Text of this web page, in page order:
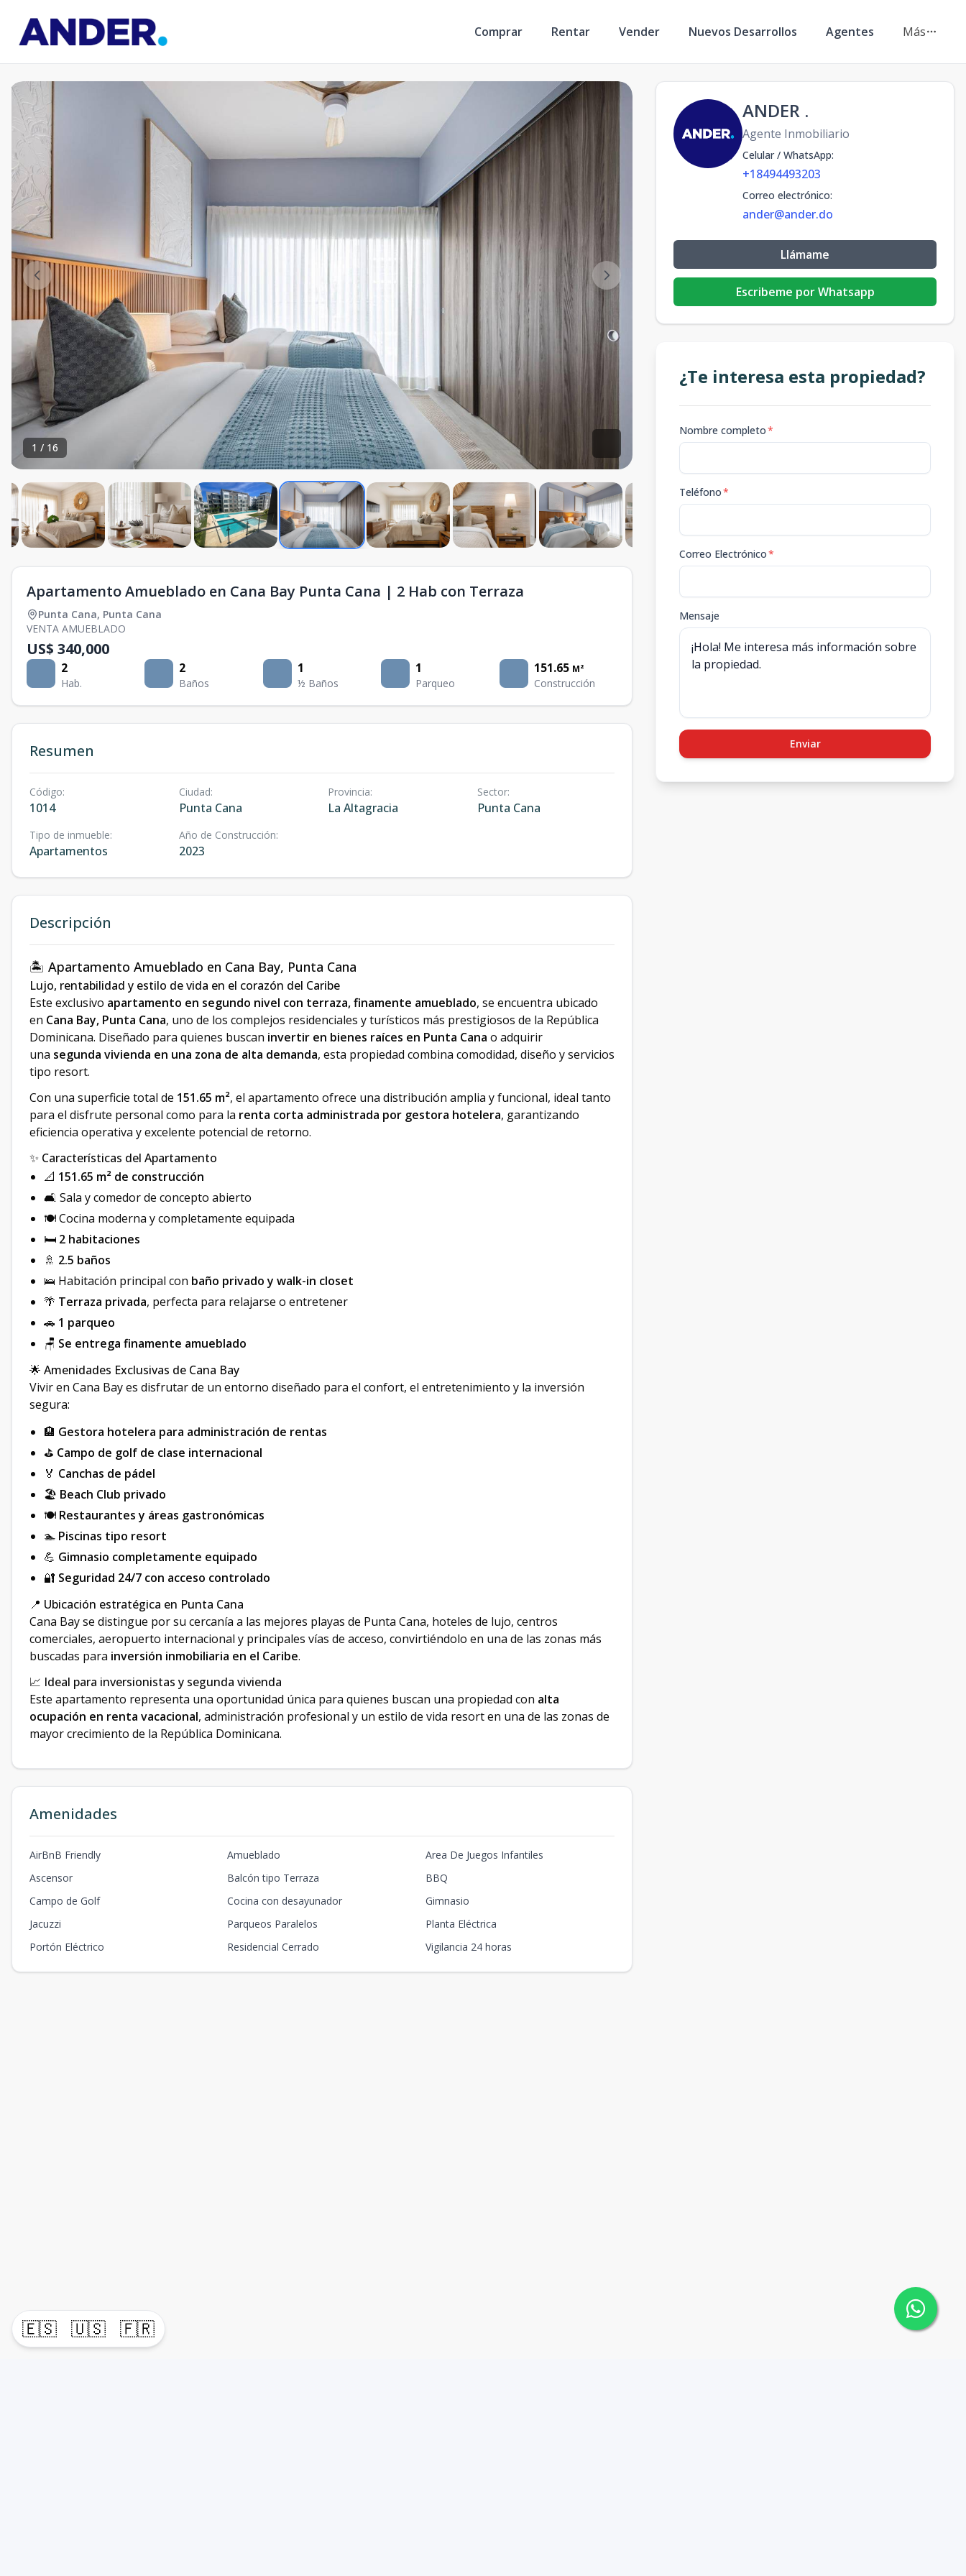
🇪🇸 🇺🇸 🇫🇷
Comprar Rentar Vender Nuevos Desarrollos Agentes Más
1 / 16
Apartamento Amueblado en Cana Bay Punta Cana | 2 Hab con Terraza
Punta Cana, Punta Cana
VENTA AMUEBLADO
US$ 340,000
2
Hab.
2
Baños
1
½ Baños
1
Parqueo
151.65 M²
Construcción
Resumen
Código:
1014
Ciudad:
Punta Cana
Provincia:
La Altagracia
Sector:
Punta Cana
Tipo de inmueble:
Apartamentos
Año de Construcción:
2023
Descripción
🏝️ Apartamento Amueblado en Cana Bay, Punta Cana
Lujo, rentabilidad y estilo de vida en el corazón del Caribe
Este exclusivo apartamento en segundo nivel con terraza, finamente amueblado, se encuentra ubicado
en Cana Bay, Punta Cana, uno de los complejos residenciales y turísticos más prestigiosos de la República
Dominicana. Diseñado para quienes buscan invertir en bienes raíces en Punta Cana o adquirir
una segunda vivienda en una zona de alta demanda, esta propiedad combina comodidad, diseño y servicios
tipo resort.
Con una superficie total de 151.65 m², el apartamento ofrece una distribución amplia y funcional, ideal tanto
para el disfrute personal como para la renta corta administrada por gestora hotelera, garantizando
eficiencia operativa y excelente potencial de retorno.
✨ Características del Apartamento
📐 151.65 m² de construcción
🛋️ Sala y comedor de concepto abierto
🍽️ Cocina moderna y completamente equipada
🛏️ 2 habitaciones
🚿 2.5 baños
🛌 Habitación principal con baño privado y walk-in closet
🌴 Terraza privada, perfecta para relajarse o entretener
🚗 1 parqueo
🪑 Se entrega finamente amueblado
🌟 Amenidades Exclusivas de Cana Bay
Vivir en Cana Bay es disfrutar de un entorno diseñado para el confort, el entretenimiento y la inversión
segura:
🏨 Gestora hotelera para administración de rentas
⛳ Campo de golf de clase internacional
🏅 Canchas de pádel
🏖️ Beach Club privado
🍽️ Restaurantes y áreas gastronómicas
🏊 Piscinas tipo resort
💪 Gimnasio completamente equipado
🔐 Seguridad 24/7 con acceso controlado
📍 Ubicación estratégica en Punta Cana
Cana Bay se distingue por su cercanía a las mejores playas de Punta Cana, hoteles de lujo, centros
comerciales, aeropuerto internacional y principales vías de acceso, convirtiéndolo en una de las zonas más
buscadas para inversión inmobiliaria en el Caribe.
📈 Ideal para inversionistas y segunda vivienda
Este apartamento representa una oportunidad única para quienes buscan una propiedad con alta
ocupación en renta vacacional, administración profesional y un estilo de vida resort en una de las zonas de
mayor crecimiento de la República Dominicana.
Amenidades
AirBnB Friendly Amueblado
Area De Juegos Infantiles
Ascensor
Balcón tipo Terraza
BBQ
Campo de Golf
Cocina con desayunador
Gimnasio
Jacuzzi
Parqueos Paralelos
Planta Eléctrica
Portón Eléctrico
Residencial Cerrado Vigilancia 24 horas
ANDER .
Agente Inmobiliario
Celular / WhatsApp:
+18494493203
Correo electrónico:
ander@ander.do
Llámame
Escribeme por Whatsapp
¿Te interesa esta propiedad?
Nombre completo*
Teléfono*
Correo Electrónico*
Mensaje
Enviar